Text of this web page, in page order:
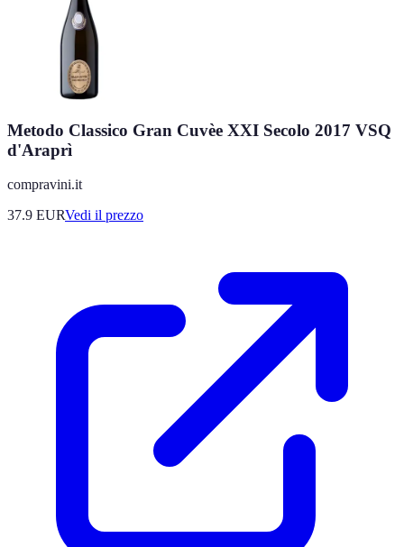
Metodo Classico Gran Cuvèe XXI Secolo 2017 VSQ
d'Araprì
compravini.it
37.9 EURVedi il prezzo